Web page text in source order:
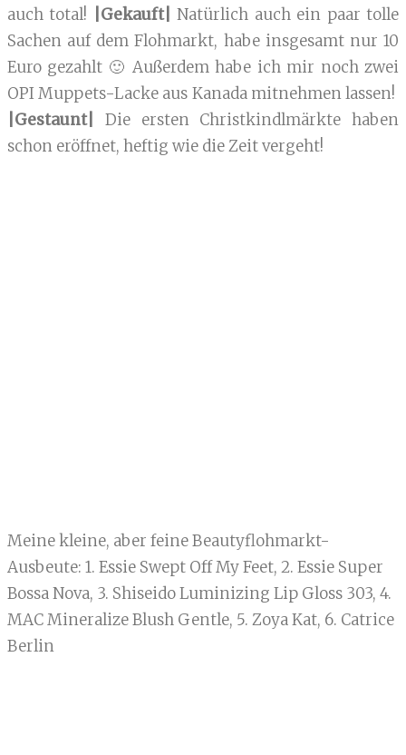
auch total!
|Gekauft| Natürlich auch ein paar tolle
Sachen auf dem Flohmarkt, habe insgesamt nur 10
Euro gezahlt 🙂 Außerdem habe ich mir noch zwei
OPI Muppets-Lacke aus Kanada mitnehmen lassen!
|Gestaunt|
Die ersten Christkindlmärkte haben
schon eröffnet, heftig wie die Zeit vergeht!
Meine kleine, aber feine Beautyflohmarkt-
Ausbeute: 1. Essie Swept Off My Feet, 2. Essie Super
Bossa Nova, 3. Shiseido Luminizing Lip Gloss 303, 4.
MAC Mineralize Blush Gentle, 5. Zoya Kat, 6. Catrice
Berlin